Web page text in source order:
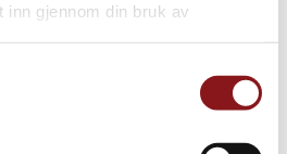
inn gjennom din bruk av